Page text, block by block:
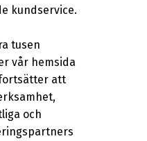
kundservice.
tusen
vår hemsida
att
och